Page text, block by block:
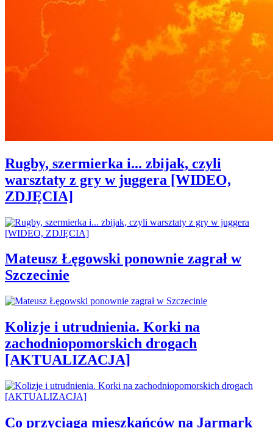
Rugby, szermierka i... zbijak, czyli
warsztaty z gry w juggera [WIDEO,
ZDJĘCIA]
Mateusz Łęgowski ponownie zagrał w
Szczecinie
Kolizje i utrudnienia. Korki na
zachodniopomorskich drogach
[AKTUALIZACJA]
Co przyciąga mieszkańców na Jarmark